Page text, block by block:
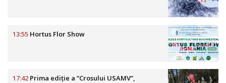
13:55 Hortus Flor Show
17:42 Prima ediție a ”Crosului USAMV”,